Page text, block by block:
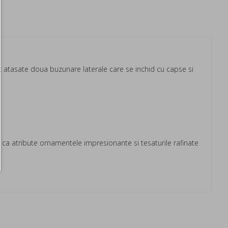
doua buzunare laterale care se inchid cu capse si
ca atribute ornamentele impresionante si tesaturile rafinate